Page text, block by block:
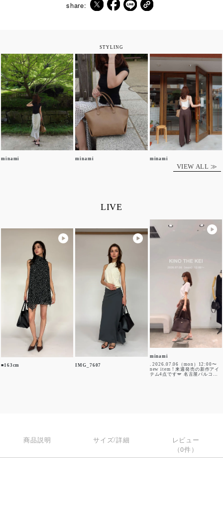
share:
STYLING
minami minami minami
VIEW ALL ≫
LIVE
■163cm IMG_7607
minami
. 2026.07.06（mon）12:00〜
new item ! 来週発売の新作アイ
テム4点です🪽 名古屋パルコ
SALE価格となっております！
ぜひ店頭にてお試しください✨
#kinothekei joint_space
商品説明 サイズ/詳細
レビュー
（0件）